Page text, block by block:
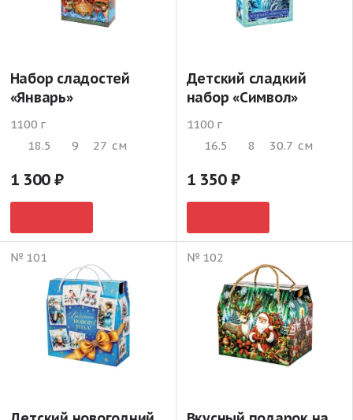
Набор сладостей
«Январь»
1100 г
18.5
9 27 см
1 300
Детский сладкий
набор «Символ»
1100 г
16.5
8 30.7 см
1 350
№ 101 № 102